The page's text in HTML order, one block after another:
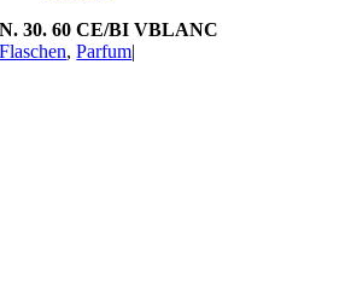
N. 30. 60 CE/BI VBLANC
Flaschen,Parfum|